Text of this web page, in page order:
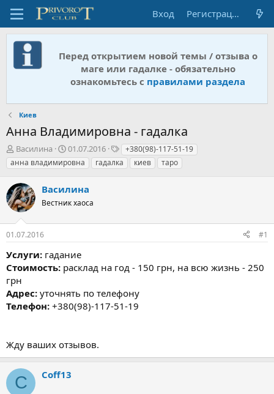
Вход Регистрация
Перед открытием новой темы / отзыва о
маге или гадалке - обязательно
ознакомьтесь с правилами раздела
Киев
Анна Владимировна - гадалка
А
в
т
о
р
т
е
м
ы
Василина
Д
а
т
н
а
а
01.07.2016
Т
е
г
+380(98)-117-51-19
анна владимировна
гадалка киев таро
Василина
Вестник хаоса
01.07.2016 #1
Услуги: гадание
Стоимость: расклад на год - 150 грн, на всю жизнь - 250
грн
Адрес: уточнять по телефону
Телефон: +380(98)-117-51-19
Жду ваших отзывов.
C Coff13